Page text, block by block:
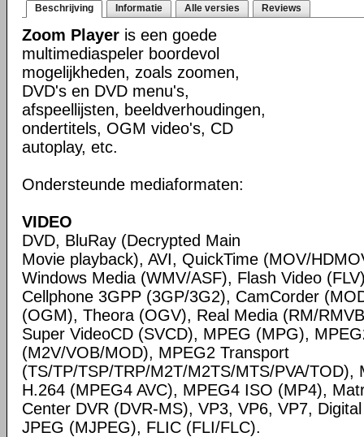
Beschrijving Informatie Alle versies Reviews
Zoom Player is een goede
multimediaspeler boordevol
mogelijkheden, zoals zoomen,
DVD's en DVD menu's,
afspeellijsten, beeldverhoudingen,
ondertitels, OGM video's, CD
autoplay, etc.
Ondersteunde mediaformaten:
VIDEO
DVD, BluRay (Decrypted Main
Movie playback), AVI, QuickTime (MOV/
Windows Media (WMV/ASF), Flash Video
Cellphone 3GPP (3GP/3G2), CamCorder
(OGM), Theora (OGV), Real Media (RM/
Super VideoCD (SVCD), MPEG (MPG),
(M2V/VOB/MOD), MPEG2 Transport
(TS/TP/TSP/TRP/M2T/M2TS/MTS/PVA/TOD),
H.264 (MPEG4 AVC), MPEG4 ISO (MP4),
Center DVR (DVR-MS), VP3, VP6, VP7,
JPEG (MJPEG), FLIC (FLI/FLC).